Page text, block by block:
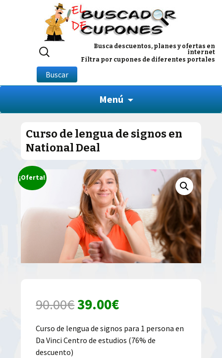
Busca descuentos, planes y ofertas en
internet
Filtra por cupones de diferentes portales
Buscar
por:
Buscar
Menú
Curso de lengua de signos en
National Deal
¡Oferta!
90.00€El
precio
original
39.00€El
precio
actual
Curso de lengua de signos para 1 persona en
Da Vinci Centro de estudios (76% de
descuento)